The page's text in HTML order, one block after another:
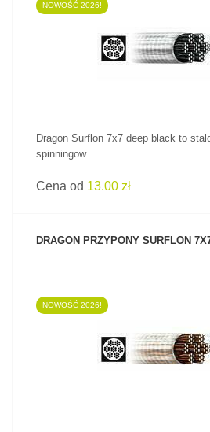
NOWOŚĆ 2026!
Dragon Surflon 7x7 deep black to
spinningow...
Cena od 13.00 zł
DRAGON PRZYPONY SURFLON
NOWOŚĆ 2026!